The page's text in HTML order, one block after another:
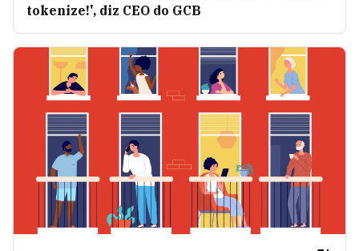
tokenize!', diz CEO do GCB